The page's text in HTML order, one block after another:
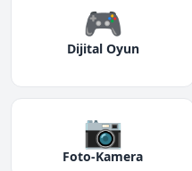
🎮
Dijital Oyun
📷
Foto-Kamera